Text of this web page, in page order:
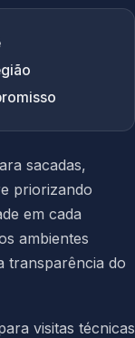
sacadas,
priorizando
em cada
ambientes
transparência do
visitas técnicas